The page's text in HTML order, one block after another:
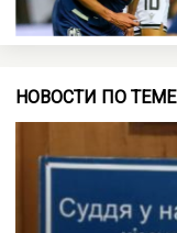
НОВОСТИ ПО ТЕМЕ